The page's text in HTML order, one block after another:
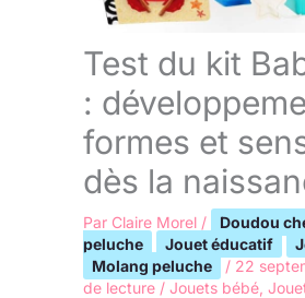
Test du kit
:
formes et
dès la
Par Claire Morel / Doudou
peluche
Jouet éducatif
Molang peluche
/ 22
de lecture / Jouets bébé